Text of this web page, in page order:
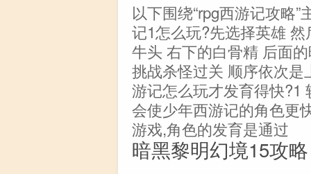
以下围绕“rpg西游记攻略
记1怎么玩?先选择英雄
牛头 右下的白骨精 后面
挑战杀怪过关 顺序依次
游记怎么玩才发育得快?1
会使少年西游记的角色更
游戏,角色的发育是通过
暗黑黎明幻境15攻略